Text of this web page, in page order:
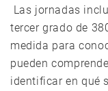
Las jornadas
tercer grado de
medida para
pueden
identificar en qué